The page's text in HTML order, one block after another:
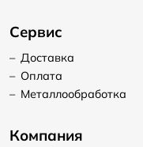
Сервис
– Доставка
– Оплата
– Металлообработка
Компания